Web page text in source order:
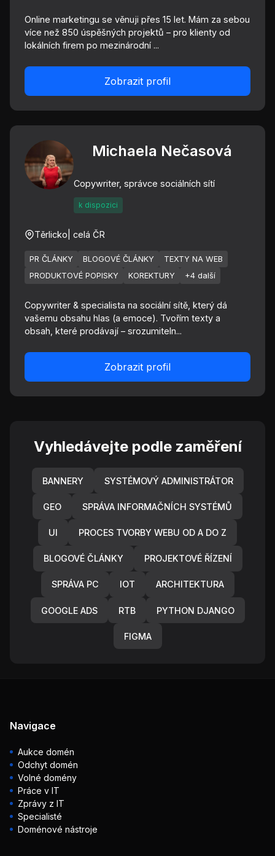
Online marketingu se věnuji přes 15 let. Mám za sebou
více než 850 úspěšných projektů – pro klienty od
lokálních firem po mezinárodní ...
Zobrazit profil
Michaela Nečasová
Copywriter, správce sociálních sítí
k dispozici
Těrlicko | celá ČR
PR ČLÁNKY BLOGOVÉ ČLÁNKY
TEXTY NA WEB
PRODUKTOVÉ POPISKY
KOREKTURY +4 další
Copywriter & specialista na sociální sítě, který dá
vašemu obsahu hlas (a emoce). Tvořím texty a
obsah, které prodávají – srozumiteln...
Zobrazit profil
Vyhledávejte podle zaměření
BANNERY SYSTÉMOVÝ ADMINISTRÁTOR
GEO SPRÁVA INFORMAČNÍCH SYSTÉMŮ
UI PROCES TVORBY WEBU OD A DO Z
BLOGOVÉ ČLÁNKY PROJEKTOVÉ ŘÍZENÍ
SPRÁVA PC IOT ARCHITEKTURA
GOOGLE ADS RTB PYTHON DJANGO
FIGMA
Navigace
Aukce domén
Odchyt domén
Volné domény
Práce v IT
Zprávy z IT
Specialisté
Doménové nástroje